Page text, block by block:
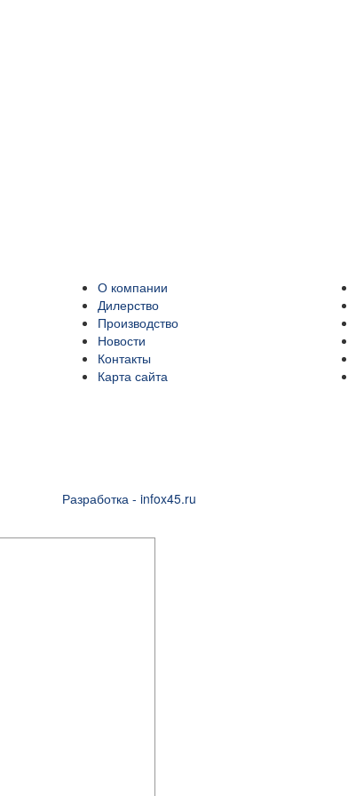
О компании
Дилерство
Производство
Новости
Контакты
Карта сайта
Разработка - infox45.ru